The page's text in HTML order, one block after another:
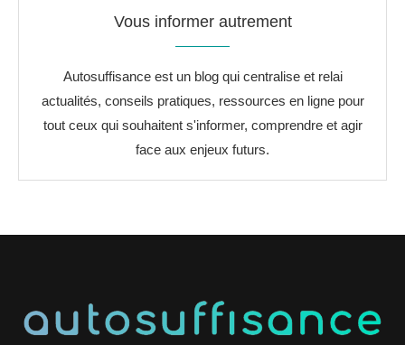
Vous informer autrement
Autosuffisance est un blog qui centralise et relai
actualités, conseils pratiques, ressources en ligne pour
tout ceux qui souhaitent s'informer, comprendre et agir
face aux enjeux futurs.